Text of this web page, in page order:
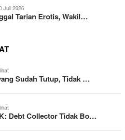
Juli 2026
Tarian Erotis, Wakil…
Sudah Tutup, Tidak …
Debt Collector Tidak Bo…